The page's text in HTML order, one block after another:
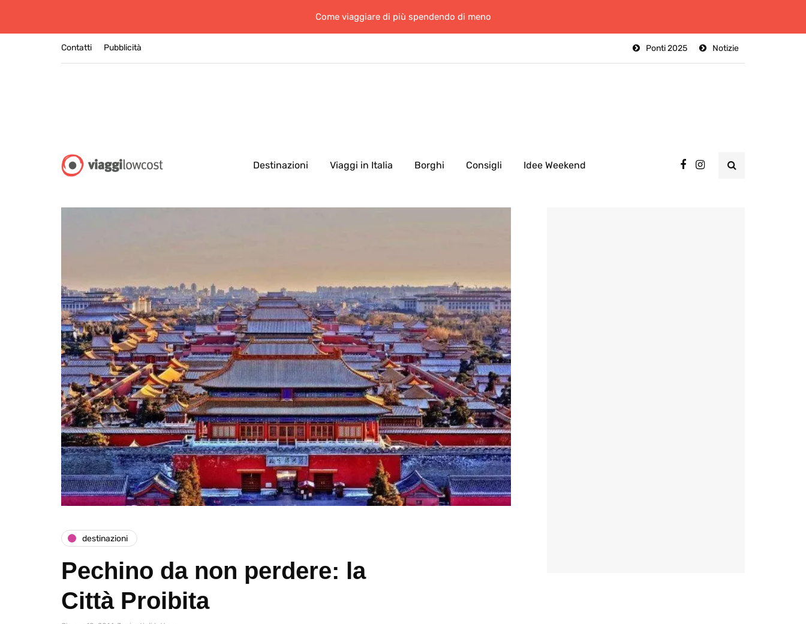
Come viaggiare di più spendendo di meno
Contatti Notizie
Ponti 2025
Pubblicità
Destinazioni Viaggi in Italia Borghi Consigli Idee Weekend
destinazioni
Pechino da non perdere: la
Città Proibita